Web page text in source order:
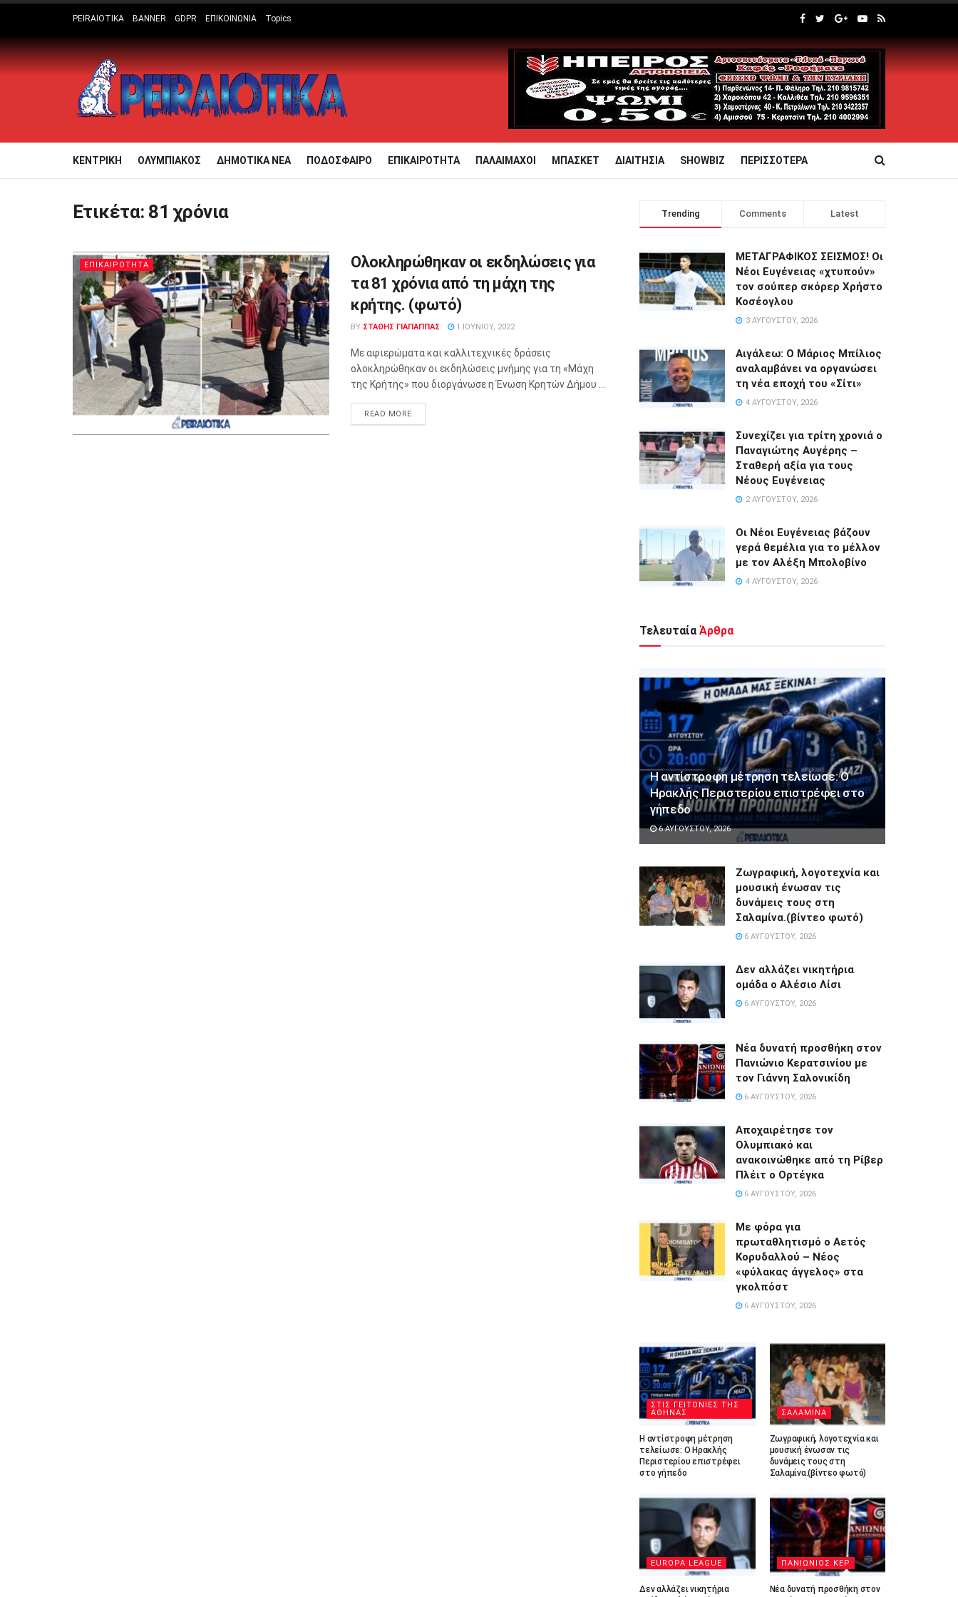
PEIRAIOTIKA BANNER GDPR ΕΠΙΚΟΙΝΩΝΙΑ Topics
ΚΕΝΤΡΙΚΗ ΟΛΥΜΠΙΑΚΟΣ ΔΗΜΟΤΙΚΑ ΝΕΑ ΠΟΔΟΣΦΑΙΡΟ ΕΠΙΚΑΙΡΟΤΗΤΑ ΠΑΛΑΙΜΑΧΟΙ ΜΠΑΣΚΕΤ ΔΙΑΙΤΗΣΙΑ SHOWBIZ ΠΕΡΙΣΣΟΤΕΡΑ
Ετικέτα: 81 χρόνια
ΕΠΙΚΑΙΡΟΤΗΤΑ
Ολοκληρώθηκαν οι εκδηλώσεις για
τα 81 χρόνια από τη μάχη της
κρήτης. (φωτό)
BY ΣΤΑΘΗΣ ΓΊΑΠΑΠΠΑΣ 1 ΙΟΥΝΊΟΥ, 2022
Με αφιερώματα και καλλιτεχνικές δράσεις
ολοκληρώθηκαν οι εκδηλώσεις μνήμης για τη «Μάχη
της Κρήτης» που διοργάνωσε η Ένωση Κρητών Δήμου ...
READ MORE
Trending Comments Latest
ΜΕΤΑΓΡΑΦΙΚΟΣ ΣΕΙΣΜΟΣ! Οι
Νέοι Ευγένειας «χτυπούν»
τον σούπερ σκόρερ Χρήστο
Κοσέογλου
3 ΑΥΓΟΎΣΤΟΥ, 2026
Αιγάλεω: Ο Μάριος Μπίλιος
αναλαμβάνει να οργανώσει
τη νέα εποχή του «Σίτι»
4 ΑΥΓΟΎΣΤΟΥ, 2026
Συνεχίζει για τρίτη χρονιά ο
Παναγιώτης Αυγέρης –
Σταθερή αξία για τους
Νέους Ευγένειας
2 ΑΥΓΟΎΣΤΟΥ, 2026
Οι Νέοι Ευγένειας βάζουν
γερά θεμέλια για το μέλλον
με τον Αλέξη Μπολοβίνο
4 ΑΥΓΟΎΣΤΟΥ, 2026
Τελευταία Άρθρα
Η αντίστροφη μέτρηση τελείωσε: Ο
Ηρακλής Περιστερίου επιστρέφει στο
γήπεδο
6 ΑΥΓΟΎΣΤΟΥ, 2026
Ζωγραφική, λογοτεχνία και
μουσική ένωσαν τις
δυνάμεις τους στη
Σαλαμίνα.(βίντεο φωτό)
6 ΑΥΓΟΎΣΤΟΥ, 2026
Δεν αλλάζει νικητήρια
ομάδα ο Αλέσιο Λίσι
6 ΑΥΓΟΎΣΤΟΥ, 2026
Νέα δυνατή προσθήκη στον
Πανιώνιο Κερατσινίου με
τον Γιάννη Σαλονικίδη
6 ΑΥΓΟΎΣΤΟΥ, 2026
Αποχαιρέτησε τον
Ολυμπιακό και
ανακοινώθηκε από τη Ρίβερ
Πλέιτ ο Ορτέγκα
6 ΑΥΓΟΎΣΤΟΥ, 2026
Με φόρα για
πρωταθλητισμό ο Αετός
Κορυδαλλού – Νέος
«φύλακας άγγελος» στα
γκολπόστ
6 ΑΥΓΟΎΣΤΟΥ, 2026
ΣΤΙΣ ΓΕΙΤΟΝΙΕΣ ΤΗΣ
ΑΘΗΝΑΣ
Η αντίστροφη μέτρηση
τελείωσε: Ο Ηρακλής
Περιστερίου επιστρέφει
στο γήπεδο
ΣΑΛΑΜΙΝΑ
Ζωγραφική, λογοτεχνία και
μουσική ένωσαν τις
δυνάμεις τους στη
Σαλαμίνα.(βίντεο φωτό)
EUROPA LEAGUE
Δεν αλλάζει νικητήρια
ΠΑΝΙΩΝΙΟΣ ΚΕΡ
Νέα δυνατή προσθήκη στον